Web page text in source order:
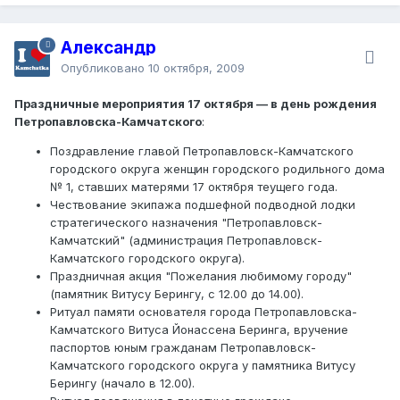
Александр
Опубликовано 10 октября, 2009
Праздничные мероприятия 17 октября — в день рождения
Петропавловска-Камчатского:
Поздравление главой Петропавловск-Камчатского
городского округа женщин городского родильного дома
№ 1, ставших матерями 17 октября теущего года.
Чествование экипажа подшефной подводной лодки
стратегического назначения "Петропавловск-
Камчатский" (администрация Петропавловск-
Камчатского городского округа).
Праздничная акция "Пожелания любимому городу"
(памятник Витусу Берингу, с 12.00 до 14.00).
Ритуал памяти основателя города Петропавловска-
Камчатского Витуса Йонассена Беринга, вручение
паспортов юным гражданам Петропавловск-
Камчатского городского округа у памятника Витусу
Берингу (начало в 12.00).